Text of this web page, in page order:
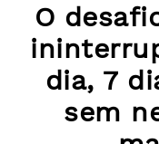
O
dia, 7
sem